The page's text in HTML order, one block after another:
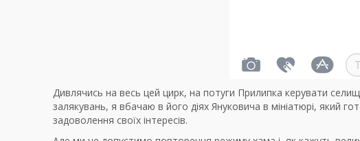
Дивлячись на весь цей цирк, на потуги Прилипка керувати
залякувань, я вбачаю в його діях Януковича в мініатюрі, який
задоволення своїх інтересів.